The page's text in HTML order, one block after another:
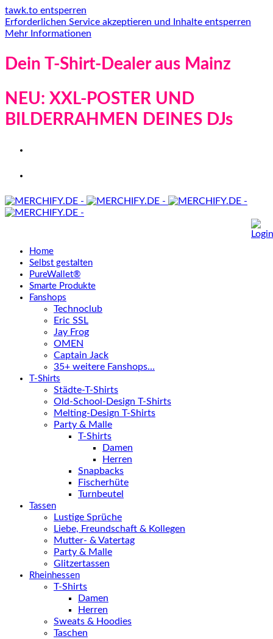
tawk.to entsperren
Erforderlichen Service akzeptieren und Inhalte entsperren
Mehr Informationen
Dein T-Shirt-Dealer aus Mainz
NEU: XXL-POSTER UND
BILDERRAHMEN DEINES DJs
Home
Selbst gestalten
PureWallet®
Smarte Produkte
Fanshops
Technoclub
Eric SSL
Jay Frog
OMEN
Captain Jack
35+ weitere Fanshops…
T-Shirts
Städte-T-Shirts
Old-School-Design T-Shirts
Melting-Design T-Shirts
Party & Malle
T-Shirts
Damen
Herren
Snapbacks
Fischerhüte
Turnbeutel
Tassen
Lustige Sprüche
Liebe, Freundschaft & Kollegen
Mutter- & Vatertag
Party & Malle
Glitzertassen
Rheinhessen
T-Shirts
Damen
Herren
Sweats & Hoodies
Taschen